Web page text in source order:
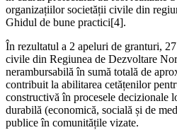
organizațiilor societății civile din
Ghidul de bune practici[4].
În rezultatul a 2 apeluri de granturi,
civile din Regiunea de Dezvoltare
nerambursabilă în sumă totală de
contribuit la abilitarea cetățenilor
constructivă în procesele decizionale
durabilă (economică, socială și de
publice în comunitățile vizate.